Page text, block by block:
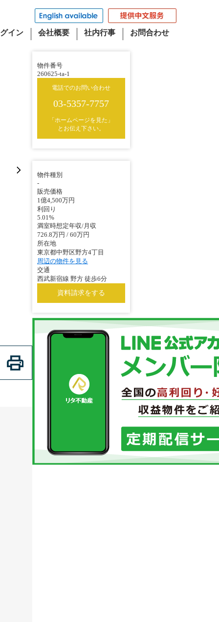
イン 会社概要 社内行事 お問合わせ
物件番号
260625-ta-1
電話でのお問い合わせ
03-5357-7757
「ホームページを見た」
とお伝え下さい。
物件種別
-
販売価格
1億4,500万円
利回り
5.01%
満室時想定年収/月収
726.8万円 / 60万円
所在地
東京都中野区野方4丁目
周辺の物件を見る
交通
西武新宿線 野方 徒歩6分
資料請求をする